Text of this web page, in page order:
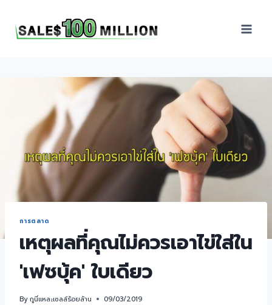
การตลาด
เหตุผลที่คุณไม่ควรเอาไข่ใส่ใน
'เฟซบุ้ค' ใบเดียว
Byกูนี่แหละเซลล์ร้อยล้าน 09/03/2019